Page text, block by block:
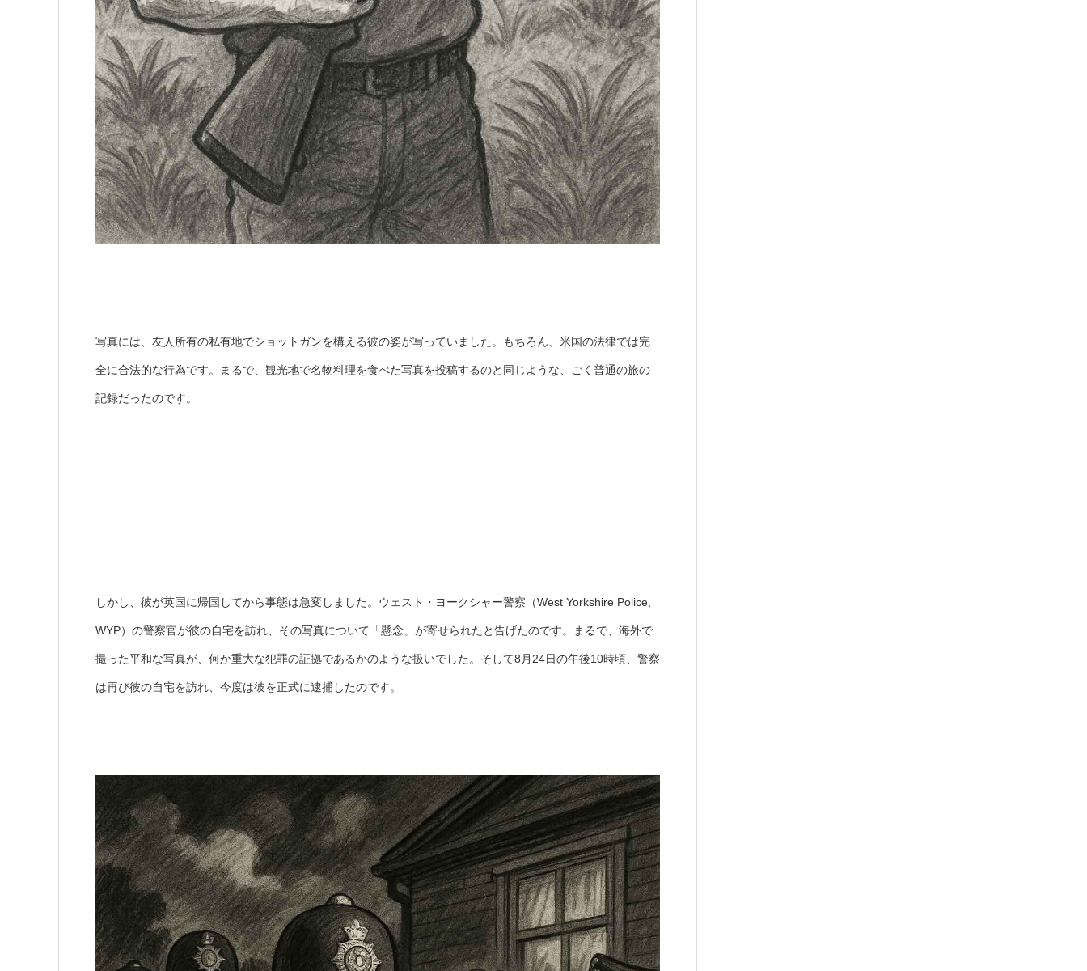
写真には、友人所有の私有地でショットガンを構える彼の姿が写っていました。もちろん、米国の法律では完
全に合法的な行為です。まるで、観光地で名物料理を食べた写真を投稿するのと同じような、ごく普通の旅の
記録だったのです。
しかし、彼が英国に帰国してから事態は急変しました。ウェスト・ヨークシャー警察（West Yorkshire Police,
WYP）の警察官が彼の自宅を訪れ、その写真について「懸念」が寄せられたと告げたのです。まるで、海外で
撮った平和な写真が、何か重大な犯罪の証拠であるかのような扱いでした。そして8月24日の午後10時頃、警察
は再び彼の自宅を訪れ、今度は彼を正式に逮捕したのです。